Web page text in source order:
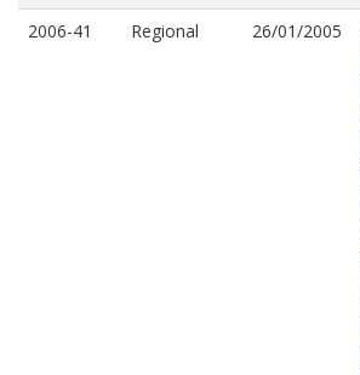
2006-41 Regional 26/01/2005